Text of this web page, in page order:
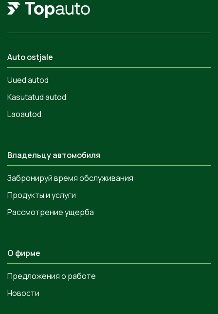
Auto ostjale
Uued autod
Kasutatud autod
Laoautod
Владельцу автомобиля
Забронируй время обслуживания
Продукты и услуги
Рассмотрение ущерба
О фирме
Предложения о работе
Новости